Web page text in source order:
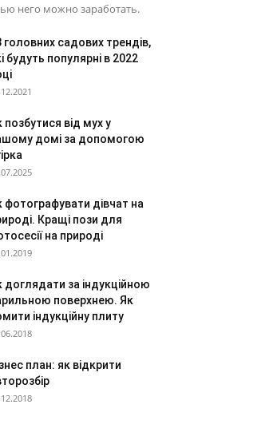
него можно заработать.
головних садових трендів,
будуть популярні в 2022
позбутися від мух у
домі за допомогою
фотографувати дівчат на
Кращі пози для
на природі
доглядати за індукційною
поверхнею. Як
індукційну плиту
план: як відкрити